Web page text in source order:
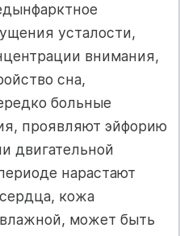
усталости,
внимания,
сна,
больные
проявляют эйфорию
двигательной
нарастают
кожа
может быть